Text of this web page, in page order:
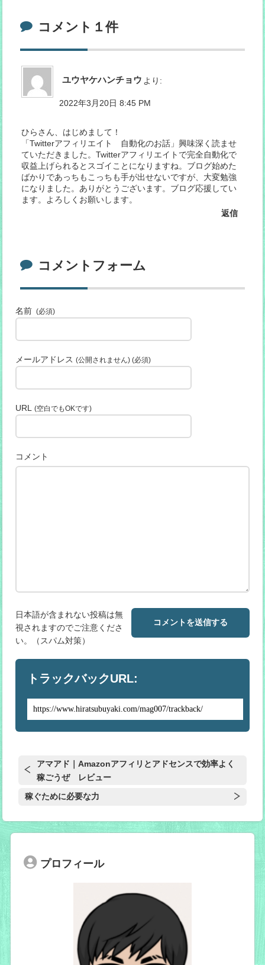
コメント１件
ユウヤケハンチョウ より:
2022年3月20日 8:45 PM
ひらさん、はじめまして！
「Twitterアフィリエイト 自動化のお話」興味深く読ませ
ていただきました。Twitterアフィリエイトで完全自動化で
収益上げられるとスゴイことになりますね。ブログ始めた
ばかりであっちもこっちも手が出せないですが、大変勉強
になりました。ありがとうございます。ブログ応援してい
ます。よろしくお願いします。
返信
コメントフォーム
名前 (必須)
メールアドレス(公開されません) (必須)
URL(空白でもOKです)
コメント
日本語が含まれない投稿は無
視されますのでご注意くださ
い。（スパム対策）
トラックバックURL:
アマアド｜Amazonアフィリとアドセンスで効率よく
稼ごうぜ レビュー
稼ぐために必要な力
プロフィール